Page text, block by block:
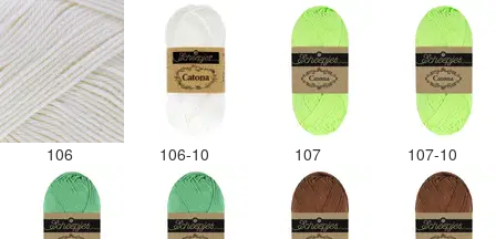
106 106-10 107 107-10